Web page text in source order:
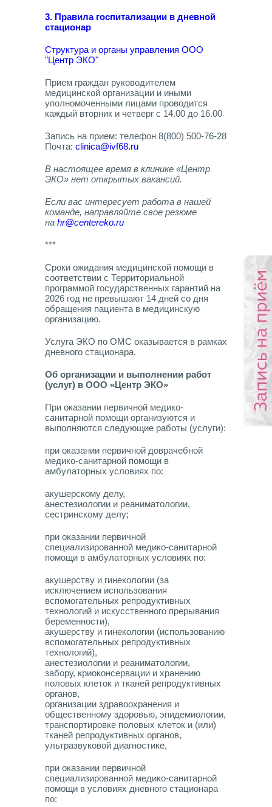
3. Правила госпитализации в дневной
стационар
Структура и органы управления ООО
"Центр ЭКО"
Прием граждан руководителем
медицинской организации и иными
уполномоченными лицами проводится
каждый вторник и четверг с 14.00 до 16.00
Запись на прием: телефон 8(800) 500-76-28
Почта: clinica@ivf68.ru
В настоящее время в клинике «Центр
ЭКО» нет открытых вакансий.
Если вас интересует работа в нашей
команде, направляйте свое резюме
на hr@centereko.ru
***
Сроки ожидания медицинской помощи в
соответствии с Территориальной
программой государственных гарантий на
2026 год не превышают 14 дней со дня
обращения пациента в медицинскую
организацию.
Услуга ЭКО по ОМС оказывается в рамках
дневного стационара.
Об организации и выполнении работ
(услуг) в ООО «Центр ЭКО»
При оказании первичной медико-
санитарной помощи организуются и
выполняются следующие работы (услуги):
при оказании первичной доврачебной
медико-санитарной помощи в
амбулаторных условиях по:
акушерскому делу,
анестезиологии и реаниматологии,
сестринскому делу;
при оказании первичной
специализированной медико-санитарной
помощи в амбулаторных условиях по:
акушерству и гинекологии (за
исключением использования
вспомогательных репродуктивных
технологий и искусственного прерывания
беременности),
акушерству и гинекологии (использованию
вспомогательных репродуктивных
технологий),
анестезиологии и реаниматологии,
забору, криоконсервации и хранению
половых клеток и тканей репродуктивных
органов,
организации здравоохранения и
общественному здоровью, эпидемиологии,
транспортировке половых клеток и (или)
тканей репродуктивных органов,
ультразвуковой диагностике,
при оказании первичной
специализированной медико-санитарной
помощи в условиях дневного стационара
по: